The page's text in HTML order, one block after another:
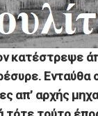
κατέστρεψε
Ενταύθα
απ’ αρχής